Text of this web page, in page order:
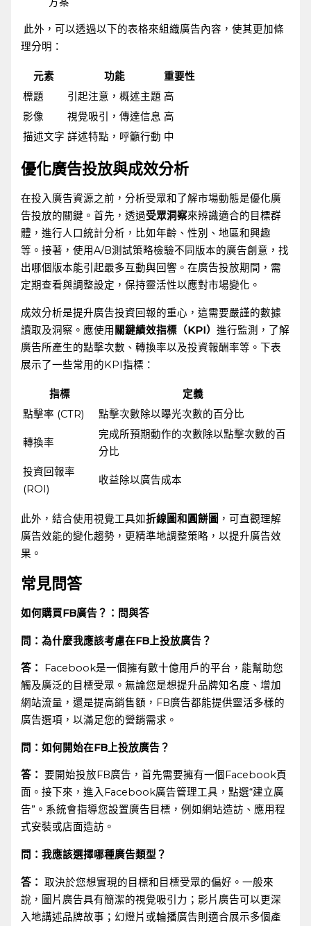
⁢ 此外，可以透過以下的表格來組織廣告內容，使其更加條
理分明：
元素 功能
重要性
標題
引起注意，概述主題 高
影像
視覺吸引，傳達信息 高
描述文字 詳述特點，呼籲行動 中
優化廣告投放與成效分析
在投入廣告資源之前，分析受眾和了解市場動態是優化廣
告投放的關鍵。首先，透過受眾洞察來辨識適合的目標群
體，進行人口統計分析，比如年齡、性別、地區和興趣
等。接著，使用A/B測試策略檢驗不同版本的廣告創意，找
出哪個版本能引起最多互動與回響。在廣告投放期間，需
定期查看與調整設定，保持靈活性以應對市場變化。
成效分析是提升廣告投資回報的重心，這需要嚴謹的數據
讀取及洞察。應使用 關鍵績效指標（KPI）進行監測，了解
廣告所產生的點擊次數、轉換率以及投資報酬率等。下表
展示了一些常用的KPI指標：⁣
指標
定義
點擊率 (CTR)
點擊次數除以曝光次數的百分比
轉換率
完成所預期動作的次數除以點擊次數的百
分比
投資回報率
(ROI)
收益除以廣告成本
此外，結合使用視覺工具如折線圖和圓餅圖 ，可直觀理解
廣告效能的變化趨勢，更精準地調整策略，以提升廣告效
果。
常見問答
如何購買FB廣告？：問與答
問：為什麼我應該考慮在FB上投放廣告？
答：
Facebook是一個擁有數十億用戶的平台，能幫助您
觸及廣泛的目標受眾。無論您是想提升品牌知名度、增加
網站流量，還是提高銷售額，FB廣告都能提供靈活多樣的
廣告選項，以滿足您的營銷需求。
問：如何開始在FB上投放廣告？
答： ‌要開始投放FB廣告，首先需要擁有一個Facebook頁
面。接下來，進入Facebook廣告管理工具，點選“建立廣
告”。系統會指導您設置廣告目標，例如網站造訪、應用程
式安裝或店面造訪。
問：我應該選擇哪種廣告類型？
答： 取決於您想實現的目標和目標受眾的偏好。一般來
說，圖片廣告具有簡潔的視覺吸引力；影片廣告可以更深
入地講述品牌故事；幻燈片或輪播廣告則適合展示多個產